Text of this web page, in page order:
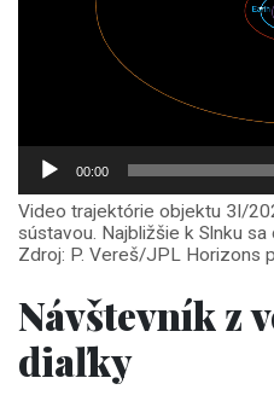
00:00
Video trajektórie objektu 3I/
sústavou. Najbližšie k Slnku
Zdroj: P. Vereš/JPL Horizons
Návštevník z
diaľky